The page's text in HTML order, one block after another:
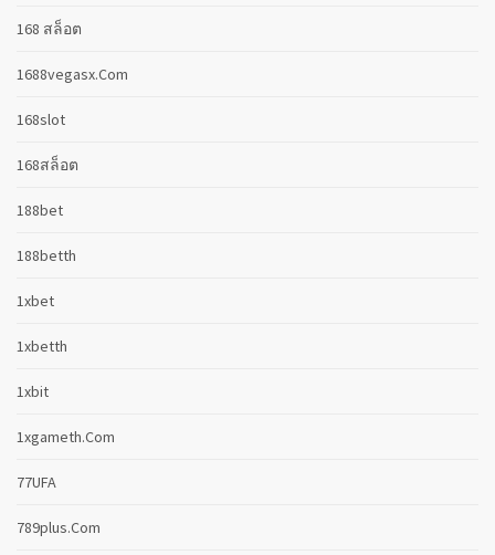
168 สล็อต
1688vegasx.com
168slot
168สล็อต
188bet
188betth
1xbet
1xbetth
1xbit
1xgameth.com
77UFA
789plus.com